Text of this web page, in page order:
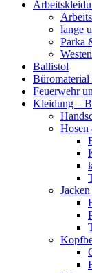
lange
Parka
Westen
Ballistol
Feuerwehr
Kleidung –
Hosen